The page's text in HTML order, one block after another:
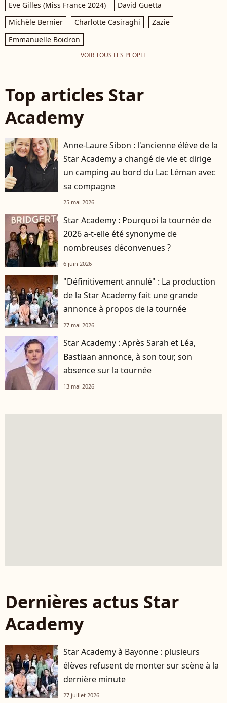
Eve Gilles (Miss France 2024)
David Guetta
Michèle Bernier
Charlotte Casiraghi
Zazie
Emmanuelle Boidron
VOIR TOUS LES PEOPLE
Top articles Star
Academy
Anne-Laure Sibon : l'ancienne élève de la
Star Academy a changé de vie et dirige
un camping au bord du Lac Léman avec
sa compagne
25 mai 2026
Star Academy : Pourquoi la tournée de
2026 a-t-elle été synonyme de
nombreuses déconvenues ?
6 juin 2026
"Définitivement annulé" : La production
de la Star Academy fait une grande
annonce à propos de la tournée
27 mai 2026
Star Academy : Après Sarah et Léa,
Bastiaan annonce, à son tour, son
absence sur la tournée
13 mai 2026
Dernières actus Star
Academy
Star Academy à Bayonne : plusieurs
élèves refusent de monter sur scène à la
dernière minute
27 juillet 2026